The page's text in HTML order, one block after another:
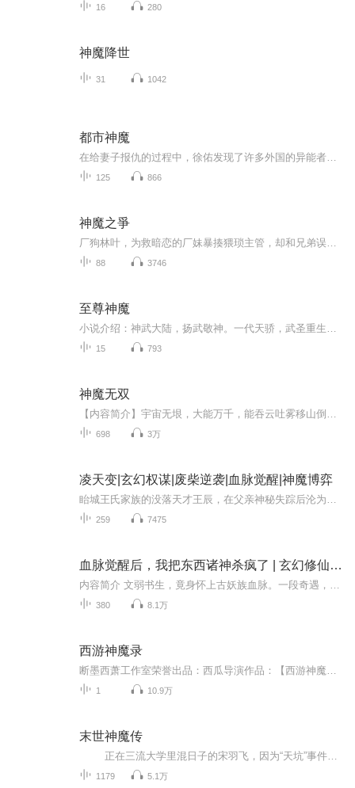
16 280
神魔降世
31 1042
都市神魔
125 866
神魔之爭
88 3746
至尊神魔
15 793
神魔无双
698 3万
凌天变|玄幻权谋|废柴逆袭|血脉觉醒|神魔博弈
259 7475
血脉觉醒后，我把东西诸神杀疯了 | 玄幻修仙 | 龙脉觉醒 | 诛神魔
380 8.1万
西游神魔录
1 10.9万
末世神魔传
1179 5.1万